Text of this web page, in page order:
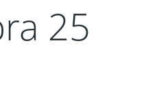
25